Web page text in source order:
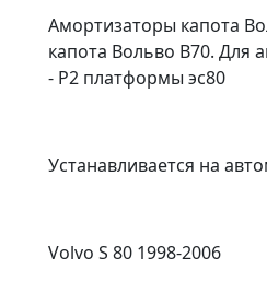
Амортизаторы капота
капота Вольво В70. Для
- P2 платформы эс80
Устанавливается на
Volvo S 80 1998-2006